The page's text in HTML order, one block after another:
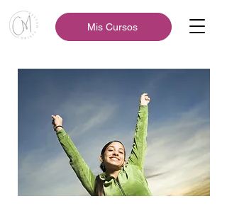
Mis Cursos